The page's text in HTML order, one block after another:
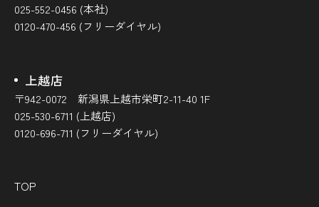
025-552-0456 (本社)
0120-470-456 (フリーダイヤル)
上越店
〒942-0072 新潟県上越市栄町2-11-40 1F
025-530-6711 (上越店)
0120-696-711 (フリーダイヤル)
TOP